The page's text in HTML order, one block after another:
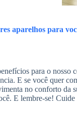
aparelhos para
para o nosso
E se você quer
no conforto da
E lembre-se! Cuide